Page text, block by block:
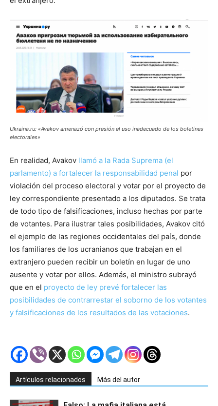
Ukraina.ru: «Avakov amenazó con presión el uso inadecuado de los boletines
electorales»
En realidad, Avakov llamó a la Rada Suprema (el
parlamento) a fortalecer la responsabilidad penal por
violación del proceso electoral y votar por el proyecto de
ley correspondiente presentado a los diputados. Se trata
de todo tipo de falsificaciones, incluso hechas por parte
de votantes. Para ilustrar tales posibilidades, Avakov citó
el ejemplo de las regiones occidentales del país, donde
los familiares de los ucranianos que trabajan en el
extranjero pueden recibir un boletín en lugar de uno
ausente y votar por ellos. Además, el ministro subrayó
que en el proyecto de ley prevé fortalecer las
posibilidades de contrarrestar el soborno de los votantes
y falsificaciones de los resultados de las votaciones.
Artículos relacionados Más del autor